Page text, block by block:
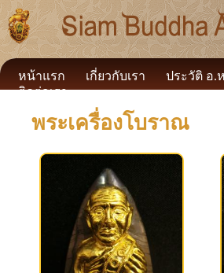
หน้าแรก เกี่ยวกับเรา
ประวัติ อ.
ติดต่อเรา
พระเครื่องโบราณ